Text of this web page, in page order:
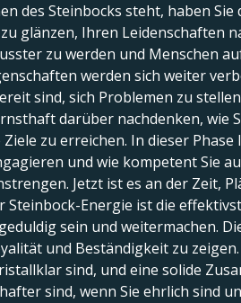
des Steinbocks steht, haben
glänzen, Ihren Leidenschaften
zu werden und Menschen
werden sich weiter
sind, sich Problemen zu
darüber nachdenken, wie
zu erreichen. In dieser
und wie kompetent Sie
Jetzt ist es an der Zeit,
Steinbock-Energie ist die
sein und weitermachen.
und Beständigkeit zu
sind, und eine solide
sind, wenn Sie ehrlich sind